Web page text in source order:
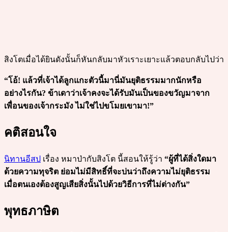
สิงโตเมื่อได้ยินดังนั้นก็หันกลับมาหัวเราะเยาะแล้วตอบกลับไปว่า
“โอ้! แล้วที่เจ้าได้ลูกแกะตัวนี้มานี่มันยุติธรรมมากนักหรือ
อย่างไรกัน? ข้าเดาว่าเจ้าคงจะได้รับมันเป็นของขวัญมาจาก
เพื่อนของเจ้ากระมัง ไม่ใช่ไปขโมยเขามา!”
คติสอนใจ
นิทานอีสป เรื่อง หมาป่ากับสิงโต นี้สอนให้รู้ว่า “ผู้ที่ได้สิ่งใดมา
ด้วยความทุจริต ย่อมไม่มีสิทธิ์ที่จะบ่นว่าถึงความไม่ยุติธรรม
เมื่อตนเองต้องสูญเสียสิ่งนั้นไปด้วยวิธีการที่ไม่ต่างกัน”
พุทธภาษิต